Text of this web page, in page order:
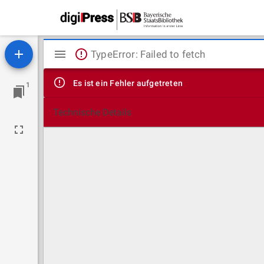
1
Mirador
Viewer
TypeError: Failed to fetch
Es ist ein Fehler aufgetreten
Technische Details